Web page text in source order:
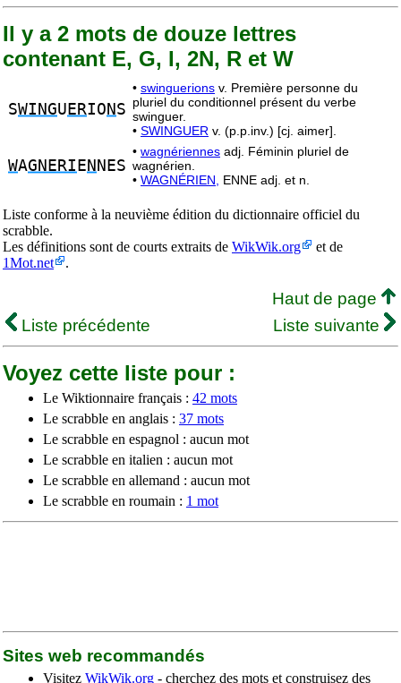
Il y a 2 mots de douze lettres
contenant E, G, I, 2N, R et W
SWINGU ERIO N S
• swinguerions v. Première personne du
pluriel du conditionnel présent du verbe
swinguer.
• SWINGUER v. (p.p.inv.) [cj. aimer].
WAGNERI E N NES
• wagnériennes adj. Féminin pluriel de
wagnérien.
• WAGNÉRIEN, ENNE adj. et n.
Liste conforme à la neuvième édition du dictionnaire officiel du
scrabble.
Les définitions sont de courts extraits de WikWik.org
et de
1Mot.net
.
Haut de page
Liste précédente
Liste suivante
Voyez cette liste pour :
Le Wiktionnaire français : 42 mots
Le scrabble en anglais : 37 mots
Le scrabble en espagnol : aucun mot
Le scrabble en italien : aucun mot
Le scrabble en allemand : aucun mot
Le scrabble en roumain : 1 mot
Sites web recommandés
Visitez WikWik.org - cherchez des mots et construisez des